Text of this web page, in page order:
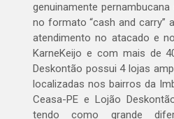
genuinamente
no formato “cash and carry”
atendimento no atacado e
KarneKeijo e com mais de
Deskontão possui 4 lojas
localizadas nos bairros da
Ceasa-PE e Lojão
tendo como grande